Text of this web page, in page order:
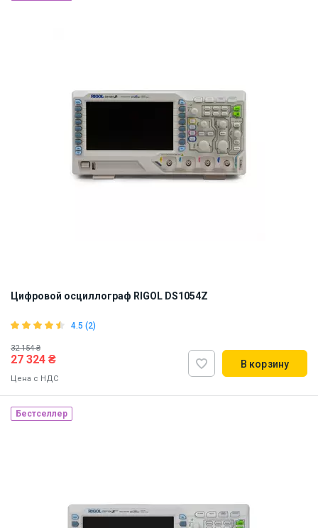
Цифровой осциллограф RIGOL DS1054Z
4.5 (2)
32 154 ₴
27 324 ₴
Цена с НДС
В корзину
Бестселлер